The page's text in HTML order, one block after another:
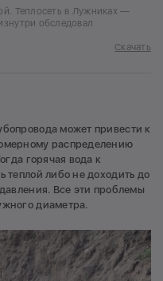
Теплосеть в Лужниках —
обследовал
Скачать
может привести к
распределению
горячая вода к
теплой либо не доходить до
Все эти проблемы
диаметра.